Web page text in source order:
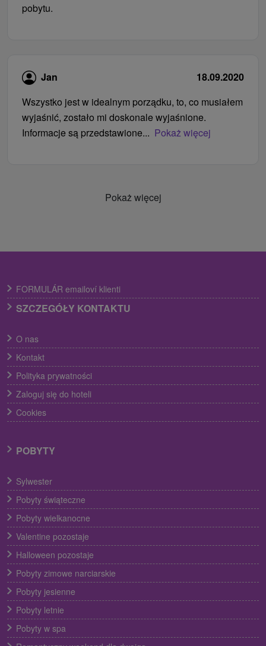
pobytu.
Jan
18.09.2020
Wszystko jest w idealnym porządku, to, co musiałem
wyjaśnić, zostało mi doskonale wyjaśnione.
Informacje są przedstawione... Pokaż więcej
Pokaż więcej
FORMULÁR emailoví klienti
SZCZEGÓŁY KONTAKTU
O nas
Kontakt
Polityka prywatności
Zaloguj się do hoteli
Cookies
POBYTY
Sylwester
Pobyty świąteczne
Pobyty wielkanocne
Valentine pozostaje
Halloween pozostaje
Pobyty zimowe narciarskie
Pobyty jesienne
Pobyty letnie
Pobyty w spa